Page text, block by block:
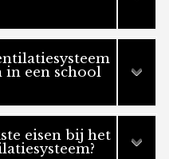
een school
eisen bij het